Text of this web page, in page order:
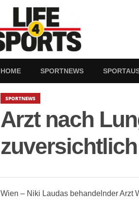
HOME SPORTNEWS
SPORTNEWS
Arzt nach
zuversichtlich
Wien – Niki Laudas behandelnder Arzt